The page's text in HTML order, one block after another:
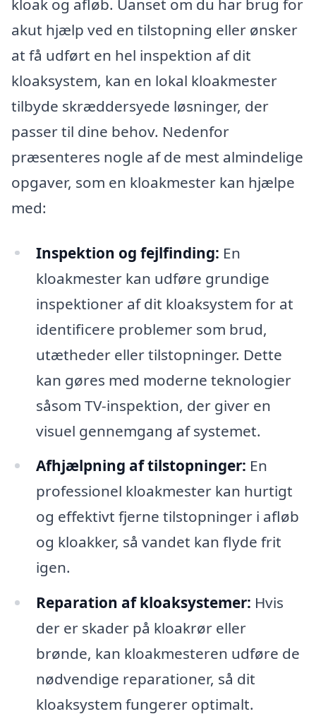
kloak og afløb. Uanset om du har brug for
akut hjælp ved en tilstopning eller ønsker
at få udført en hel inspektion af dit
kloaksystem, kan en lokal kloakmester
tilbyde skræddersyede løsninger, der
passer til dine behov. Nedenfor
præsenteres nogle af de mest almindelige
opgaver, som en kloakmester kan hjælpe
med:
Inspektion og fejlfinding: En
kloakmester kan udføre grundige
inspektioner af dit kloaksystem for at
identificere problemer som brud,
utætheder eller tilstopninger. Dette
kan gøres med moderne teknologier
såsom TV-inspektion, der giver en
visuel gennemgang af systemet.
Afhjælpning af tilstopninger: En
professionel kloakmester kan hurtigt
og effektivt fjerne tilstopninger i afløb
og kloakker, så vandet kan flyde frit
igen.
Reparation af kloaksystemer: Hvis
der er skader på kloakrør eller
brønde, kan kloakmesteren udføre de
nødvendige reparationer, så dit
kloaksystem fungerer optimalt.